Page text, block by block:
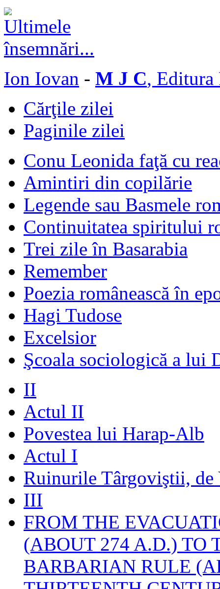
Ion Iovan - M J C, Editura
Cărţile zilei
Paginile zilei
Conu Leonida faţă cu
Amintiri din copilărie
Legende sau Basmele
Continuitatea spiritului
Trei zile în Basarabia
Remember
Poezia românească în
Hagi Tudose
Excelsior
Şcoala sociologică a lui
II
Actul II
Povestea lui Harap-Alb
Actul I
Ruinurile Târgoviştii, de
III
FROM THE
(ABOUT 274 A.D.) TO
BARBARIAN RULE